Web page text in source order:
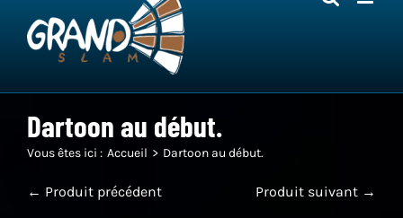
Dartoon au début.
Vous êtes ici : Accueil Dartoon au début.
← Produit précédent Produit suivant →